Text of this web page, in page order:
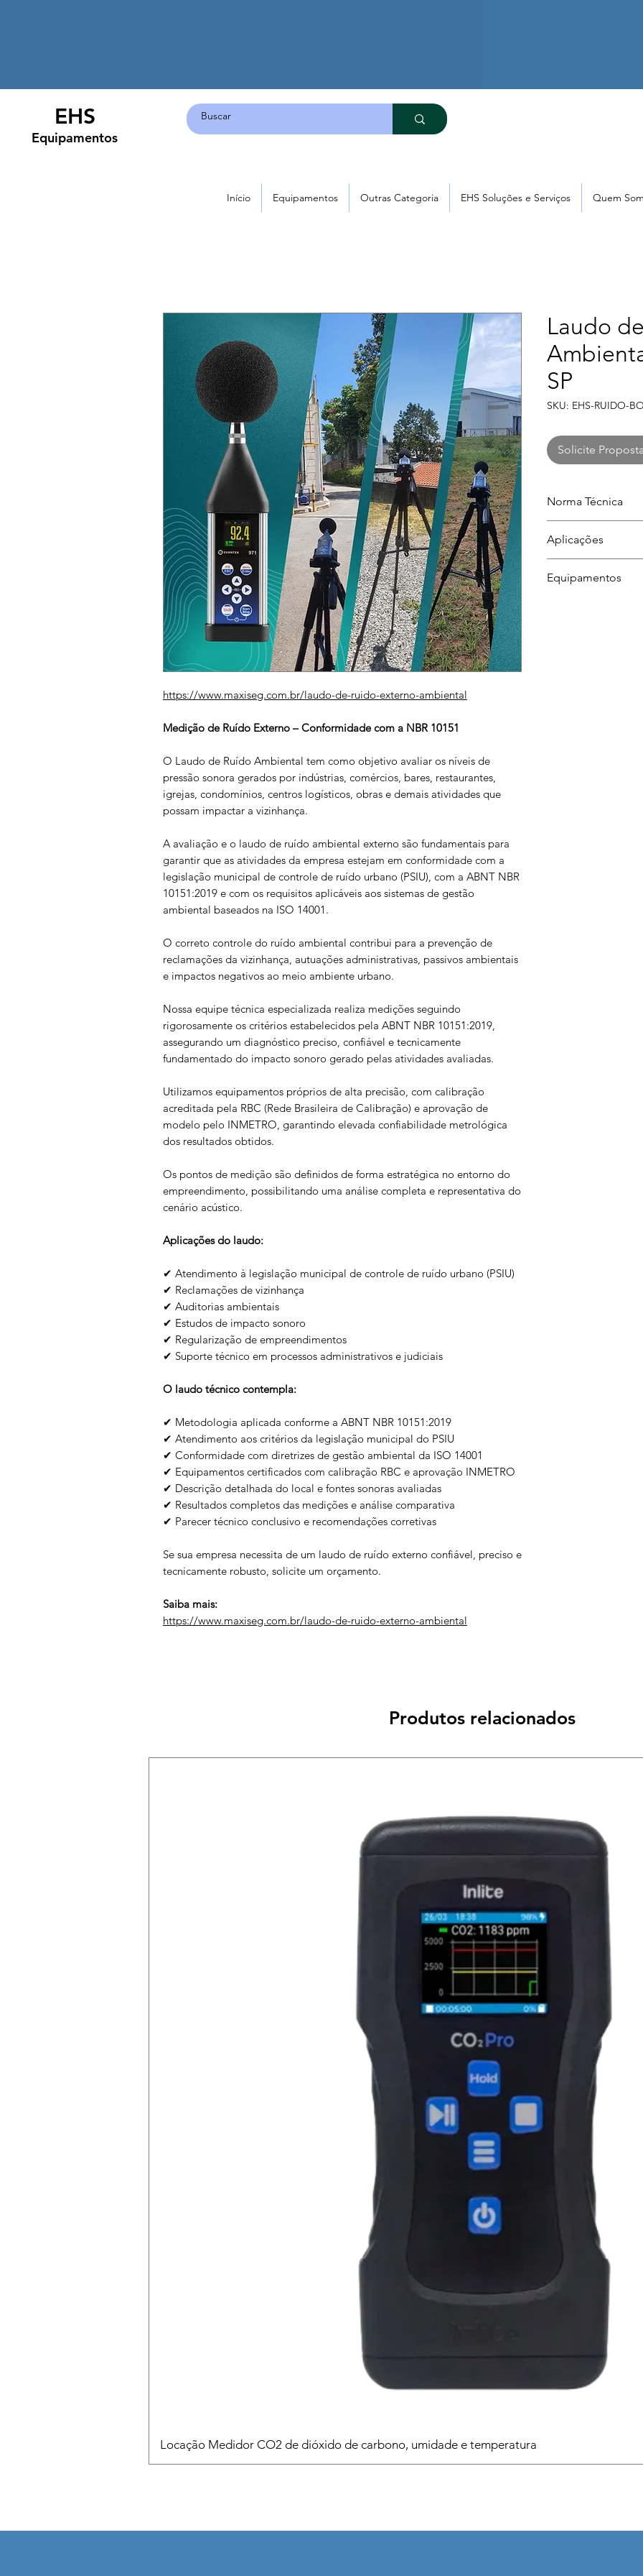
EHS
Equipamentos
Início Equipamentos Outras Categoria EHS Soluções e Serviços Quem
https://www.maxiseg.com.br/laudo-de-ruido-externo-ambiental
Medição de Ruído Externo – Conformidade com a NBR 10151
O Laudo de Ruído Ambiental tem como objetivo avaliar os níveis de
pressão sonora gerados por indústrias, comércios, bares, restaurantes,
igrejas, condomínios, centros logísticos, obras e demais atividades que
possam impactar a vizinhança.
A avaliação e o laudo de ruído ambiental externo são fundamentais para
garantir que as atividades da empresa estejam em conformidade com a
legislação municipal de controle de ruído urbano (PSIU), com a ABNT NBR
10151:2019 e com os requisitos aplicáveis aos sistemas de gestão
ambiental baseados na ISO 14001.
O correto controle do ruído ambiental contribui para a prevenção de
reclamações da vizinhança, autuações administrativas, passivos ambientais
e impactos negativos ao meio ambiente urbano.
Nossa equipe técnica especializada realiza medições seguindo
rigorosamente os critérios estabelecidos pela ABNT NBR 10151:2019,
assegurando um diagnóstico preciso, confiável e tecnicamente
fundamentado do impacto sonoro gerado pelas atividades avaliadas.
Utilizamos equipamentos próprios de alta precisão, com calibração
acreditada pela RBC (Rede Brasileira de Calibração) e aprovação de
modelo pelo INMETRO, garantindo elevada confiabilidade metrológica
dos resultados obtidos.
Os pontos de medição são definidos de forma estratégica no entorno do
empreendimento, possibilitando uma análise completa e representativa do
cenário acústico.
Aplicações do laudo:
✔ Atendimento à legislação municipal de controle de ruído urbano (PSIU)
✔ Reclamações de vizinhança
✔ Auditorias ambientais
✔ Estudos de impacto sonoro
✔ Regularização de empreendimentos
✔ Suporte técnico em processos administrativos e judiciais
O laudo técnico contempla:
✔ Metodologia aplicada conforme a ABNT NBR 10151:2019
✔ Atendimento aos critérios da legislação municipal do PSIU
✔ Conformidade com diretrizes de gestão ambiental da ISO 14001
✔ Equipamentos certificados com calibração RBC e aprovação INMETRO
✔ Descrição detalhada do local e fontes sonoras avaliadas
✔ Resultados completos das medições e análise comparativa
✔ Parecer técnico conclusivo e recomendações corretivas
Se sua empresa necessita de um laudo de ruído externo confiável, preciso e
tecnicamente robusto, solicite um orçamento.
Saiba mais:
https://www.maxiseg.com.br/laudo-de-ruido-externo-ambiental
Laudo
SP
SKU: EHS-RUIDO-
Solicite
Norma Técnica
Aplicações
vizinhança e
Equipamentos
Produtos relacionados
Locação Medidor CO2 de dióxido de carbono, umidade e temperatura